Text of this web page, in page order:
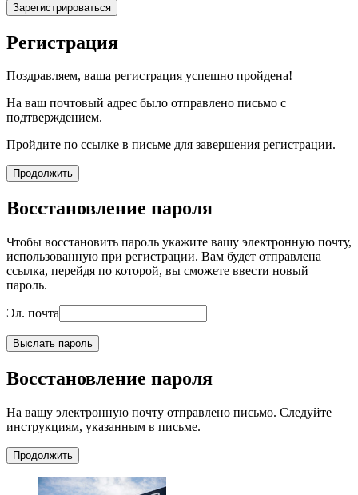
Зарегистрироваться
Регистрация
Поздравляем, ваша регистрация успешно пройдена!
На ваш почтовый адрес было отправлено письмо с
подтверждением.
Пройдите по ссылке в письме для завершения регистрации.
Продолжить
Восстановление пароля
Чтобы восстановить пароль укажите вашу электронную почту,
использованную при регистрации. Вам будет отправлена
ссылка, перейдя по которой, вы сможете ввести новый
пароль.
Эл. почта
Выслать пароль
Восстановление пароля
На вашу электронную почту отправлено письмо. Следуйте
инструкциям, указанным в письме.
Продолжить